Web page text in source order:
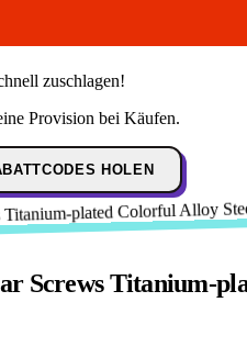
zuschlagen!
Provision bei Käufen.
HOLEN
Screws Titanium-